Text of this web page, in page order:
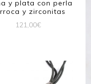
y plata con perla
y zirconitas
121,00€